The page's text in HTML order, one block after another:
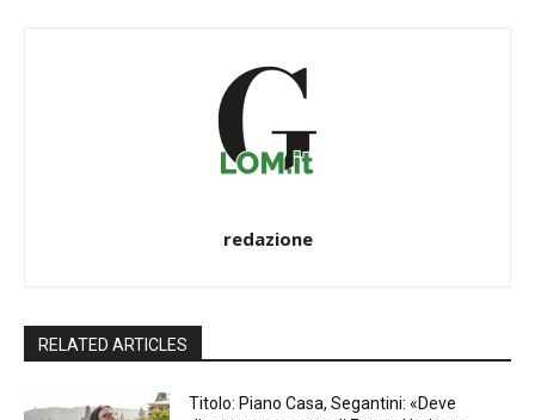
redazione
RELATED ARTICLES
Titolo: Piano Casa, Segantini: «Deve